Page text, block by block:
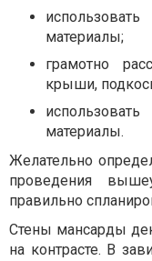
материалы;
грамотно
крыши,
материалы.
Желательно
проведения
правильно
Стены мансарды
на контрасте. В